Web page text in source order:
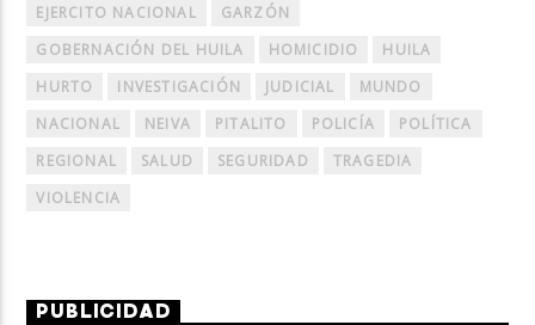
EJERCITO NACIONAL
GARZÓN
GOBERNACIÓN DEL HUILA
HOMICIDIO
HUILA
HURTO
INVESTIGACIÓN JUDICIAL
MUNDO
NACIONAL
NEIVA PITALITO POLICÍA
POLÍTICA
REGIONAL
SALUD SEGURIDAD
TRAGEDIA
VIOLENCIA
PUBLICIDAD